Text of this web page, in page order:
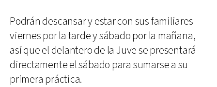
Podrán descansar y estar con sus familiares
viernes por la tarde y sábado por la mañana,
así que el delantero de la Juve se presentará
directamente el sábado para sumarse a su
primera práctica.